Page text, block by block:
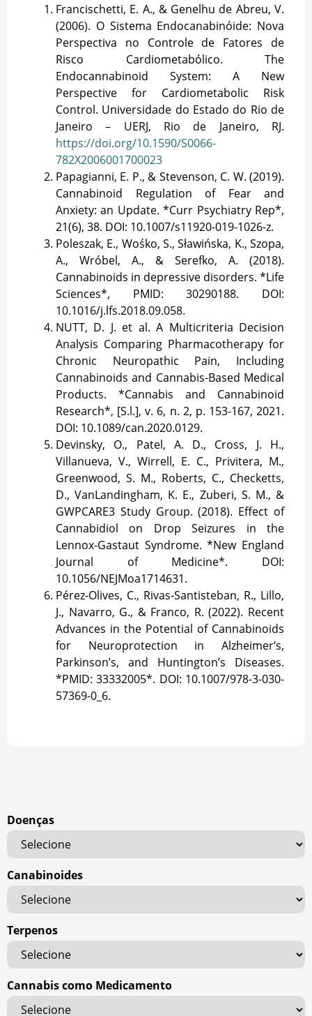
Francischetti, E. A., & Genelhu de Abreu, V.
(2006). O Sistema Endocanabinóide: Nova
Perspectiva no Controle de Fatores de
Risco Cardiometabólico. The
Endocannabinoid System: A New
Perspective for Cardiometabolic Risk
Control. Universidade do Estado do Rio de
Janeiro – UERJ, Rio de Janeiro, RJ.
https://doi.org/10.1590/S0066-
782X2006001700023
Papagianni, E. P., & Stevenson, C. W. (2019).
Cannabinoid Regulation of Fear and
Anxiety: an Update. *Curr Psychiatry Rep*,
21(6), 38. DOI: 10.1007/s11920-019-1026-z.
Poleszak, E., Wośko, S., Sławińska, K., Szopa,
A., Wróbel, A., & Serefko, A. (2018).
Cannabinoids in depressive disorders. *Life
Sciences*, PMID: 30290188. DOI:
10.1016/j.lfs.2018.09.058.
NUTT, D. J. et al. A Multicriteria Decision
Analysis Comparing Pharmacotherapy for
Chronic Neuropathic Pain, Including
Cannabinoids and Cannabis-Based Medical
Products. *Cannabis and Cannabinoid
Research*, [S.l.], v. 6, n. 2, p. 153-167, 2021.
DOI: 10.1089/can.2020.0129.
Devinsky, O., Patel, A. D., Cross, J. H.,
Villanueva, V., Wirrell, E. C., Privitera, M.,
Greenwood, S. M., Roberts, C., Checketts,
D., VanLandingham, K. E., Zuberi, S. M., &
GWPCARE3 Study Group. (2018). Effect of
Cannabidiol on Drop Seizures in the
Lennox-Gastaut Syndrome. *New England
Journal of Medicine*. DOI:
10.1056/NEJMoa1714631.
Pérez-Olives, C., Rivas-Santisteban, R., Lillo,
J., Navarro, G., & Franco, R. (2022). Recent
Advances in the Potential of Cannabinoids
for Neuroprotection in Alzheimer’s,
Parkinson’s, and Huntington’s Diseases.
*PMID: 33332005*. DOI: 10.1007/978-3-030-
57369-0_6.
Doenças
Canabinoides
Terpenos
Cannabis como Medicamento